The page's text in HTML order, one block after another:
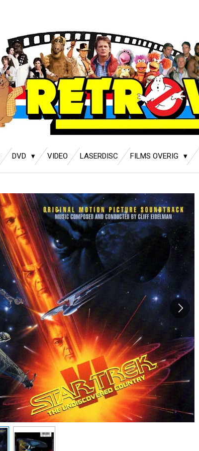
DVD VIDEO LASERDISC FILMS OVERIG